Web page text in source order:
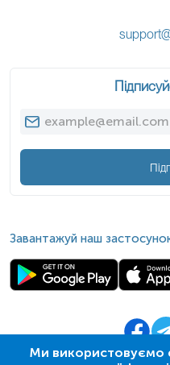
Ми використовуємо
Завантажуй наш